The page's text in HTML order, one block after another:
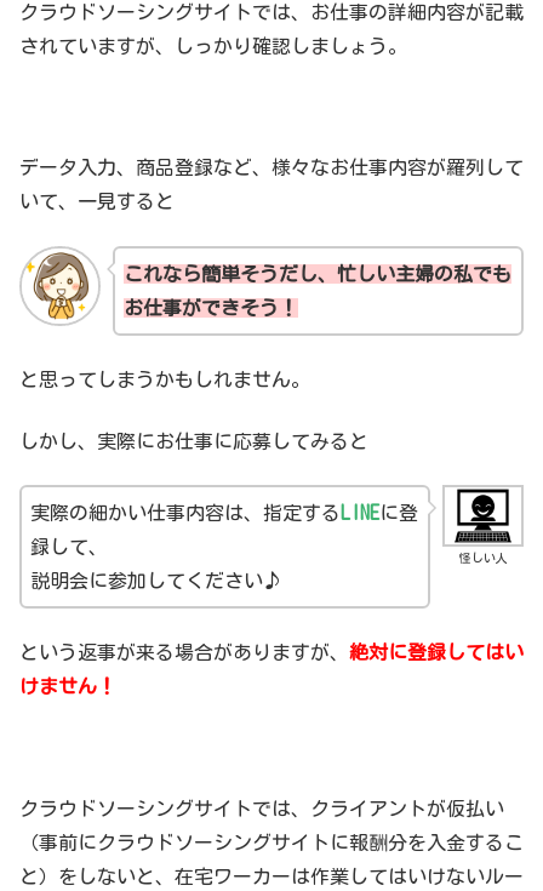
クラウドソーシングサイトでは、お仕事の詳細内容が記載
されていますが、しっかり確認しましょう。
データ入力、商品登録など、様々なお仕事内容が羅列して
いて、一見すると
これなら簡単そうだし、忙しい主婦の私でも
お仕事ができそう！
と思ってしまうかもしれません。
しかし、実際にお仕事に応募してみると
怪しい人
実際の細かい仕事内容は、指定する LINEに登
録して、
説明会に参加してください♪
という返事が来る場合がありますが、 絶対に登録してはい
けません！
クラウドソーシングサイトでは、クライアントが仮払い
（事前にクラウドソーシングサイトに報酬分を入金するこ
と）をしないと、在宅ワーカーは作業してはいけないルー